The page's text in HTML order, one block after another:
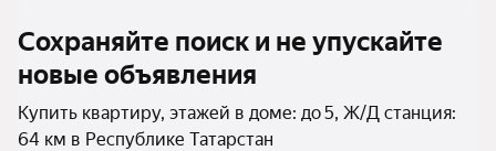
Сохраняйте поиск и не упускайте
новые объявления
Купить квартиру, этажей в доме: до 5, Ж/Д станция:
64 км в Республике Татарстан